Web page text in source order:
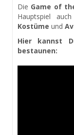
Die Game of
Hauptspiel
Kostüme und
Hier kannst
bestaunen: